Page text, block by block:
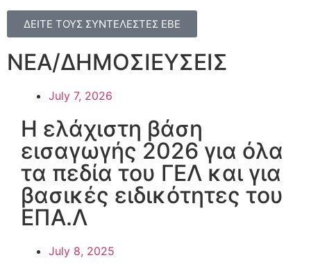
ΔΕΙΤΕ ΤΟΥΣ ΣΥΝΤΕΛΕΣΤΕΣ ΕΒΕ
ΝΕΑ/ΔΗΜΟΣΙΕΥΣΕΙΣ
July 7, 2026
Η ελάχιστη βάση
εισαγωγής 2026 για όλα
τα πεδία του ΓΕΛ και για
βασικές ειδικότητες του
ΕΠΑ.Λ
July 8, 2025